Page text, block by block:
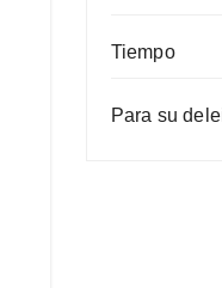
Tiempo
Para su